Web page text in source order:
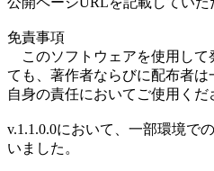
免責事項
このソフトウェアを使用して
ても、著作者ならびに配布者
自身の責任においてご使用くだ
v.1.1.0.0において、一部環境で
いました。